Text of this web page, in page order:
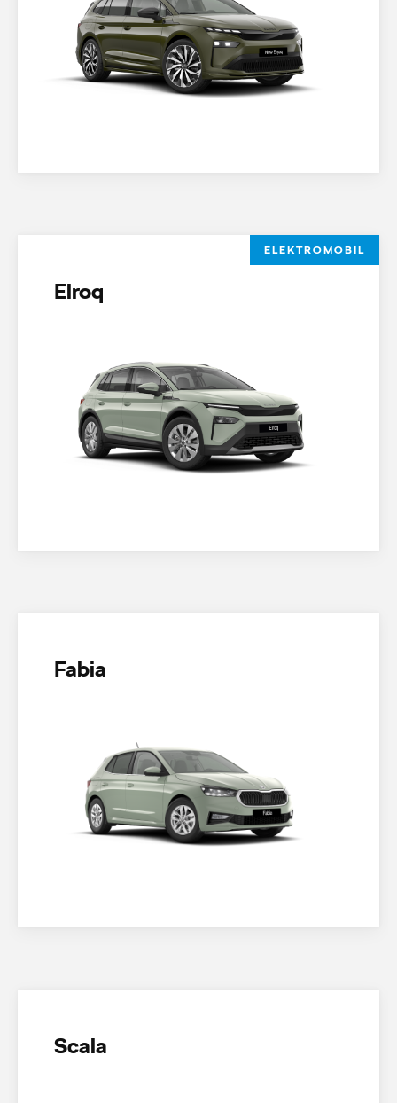
ELEKTROMOBIL
Elroq
Fabia
Scala